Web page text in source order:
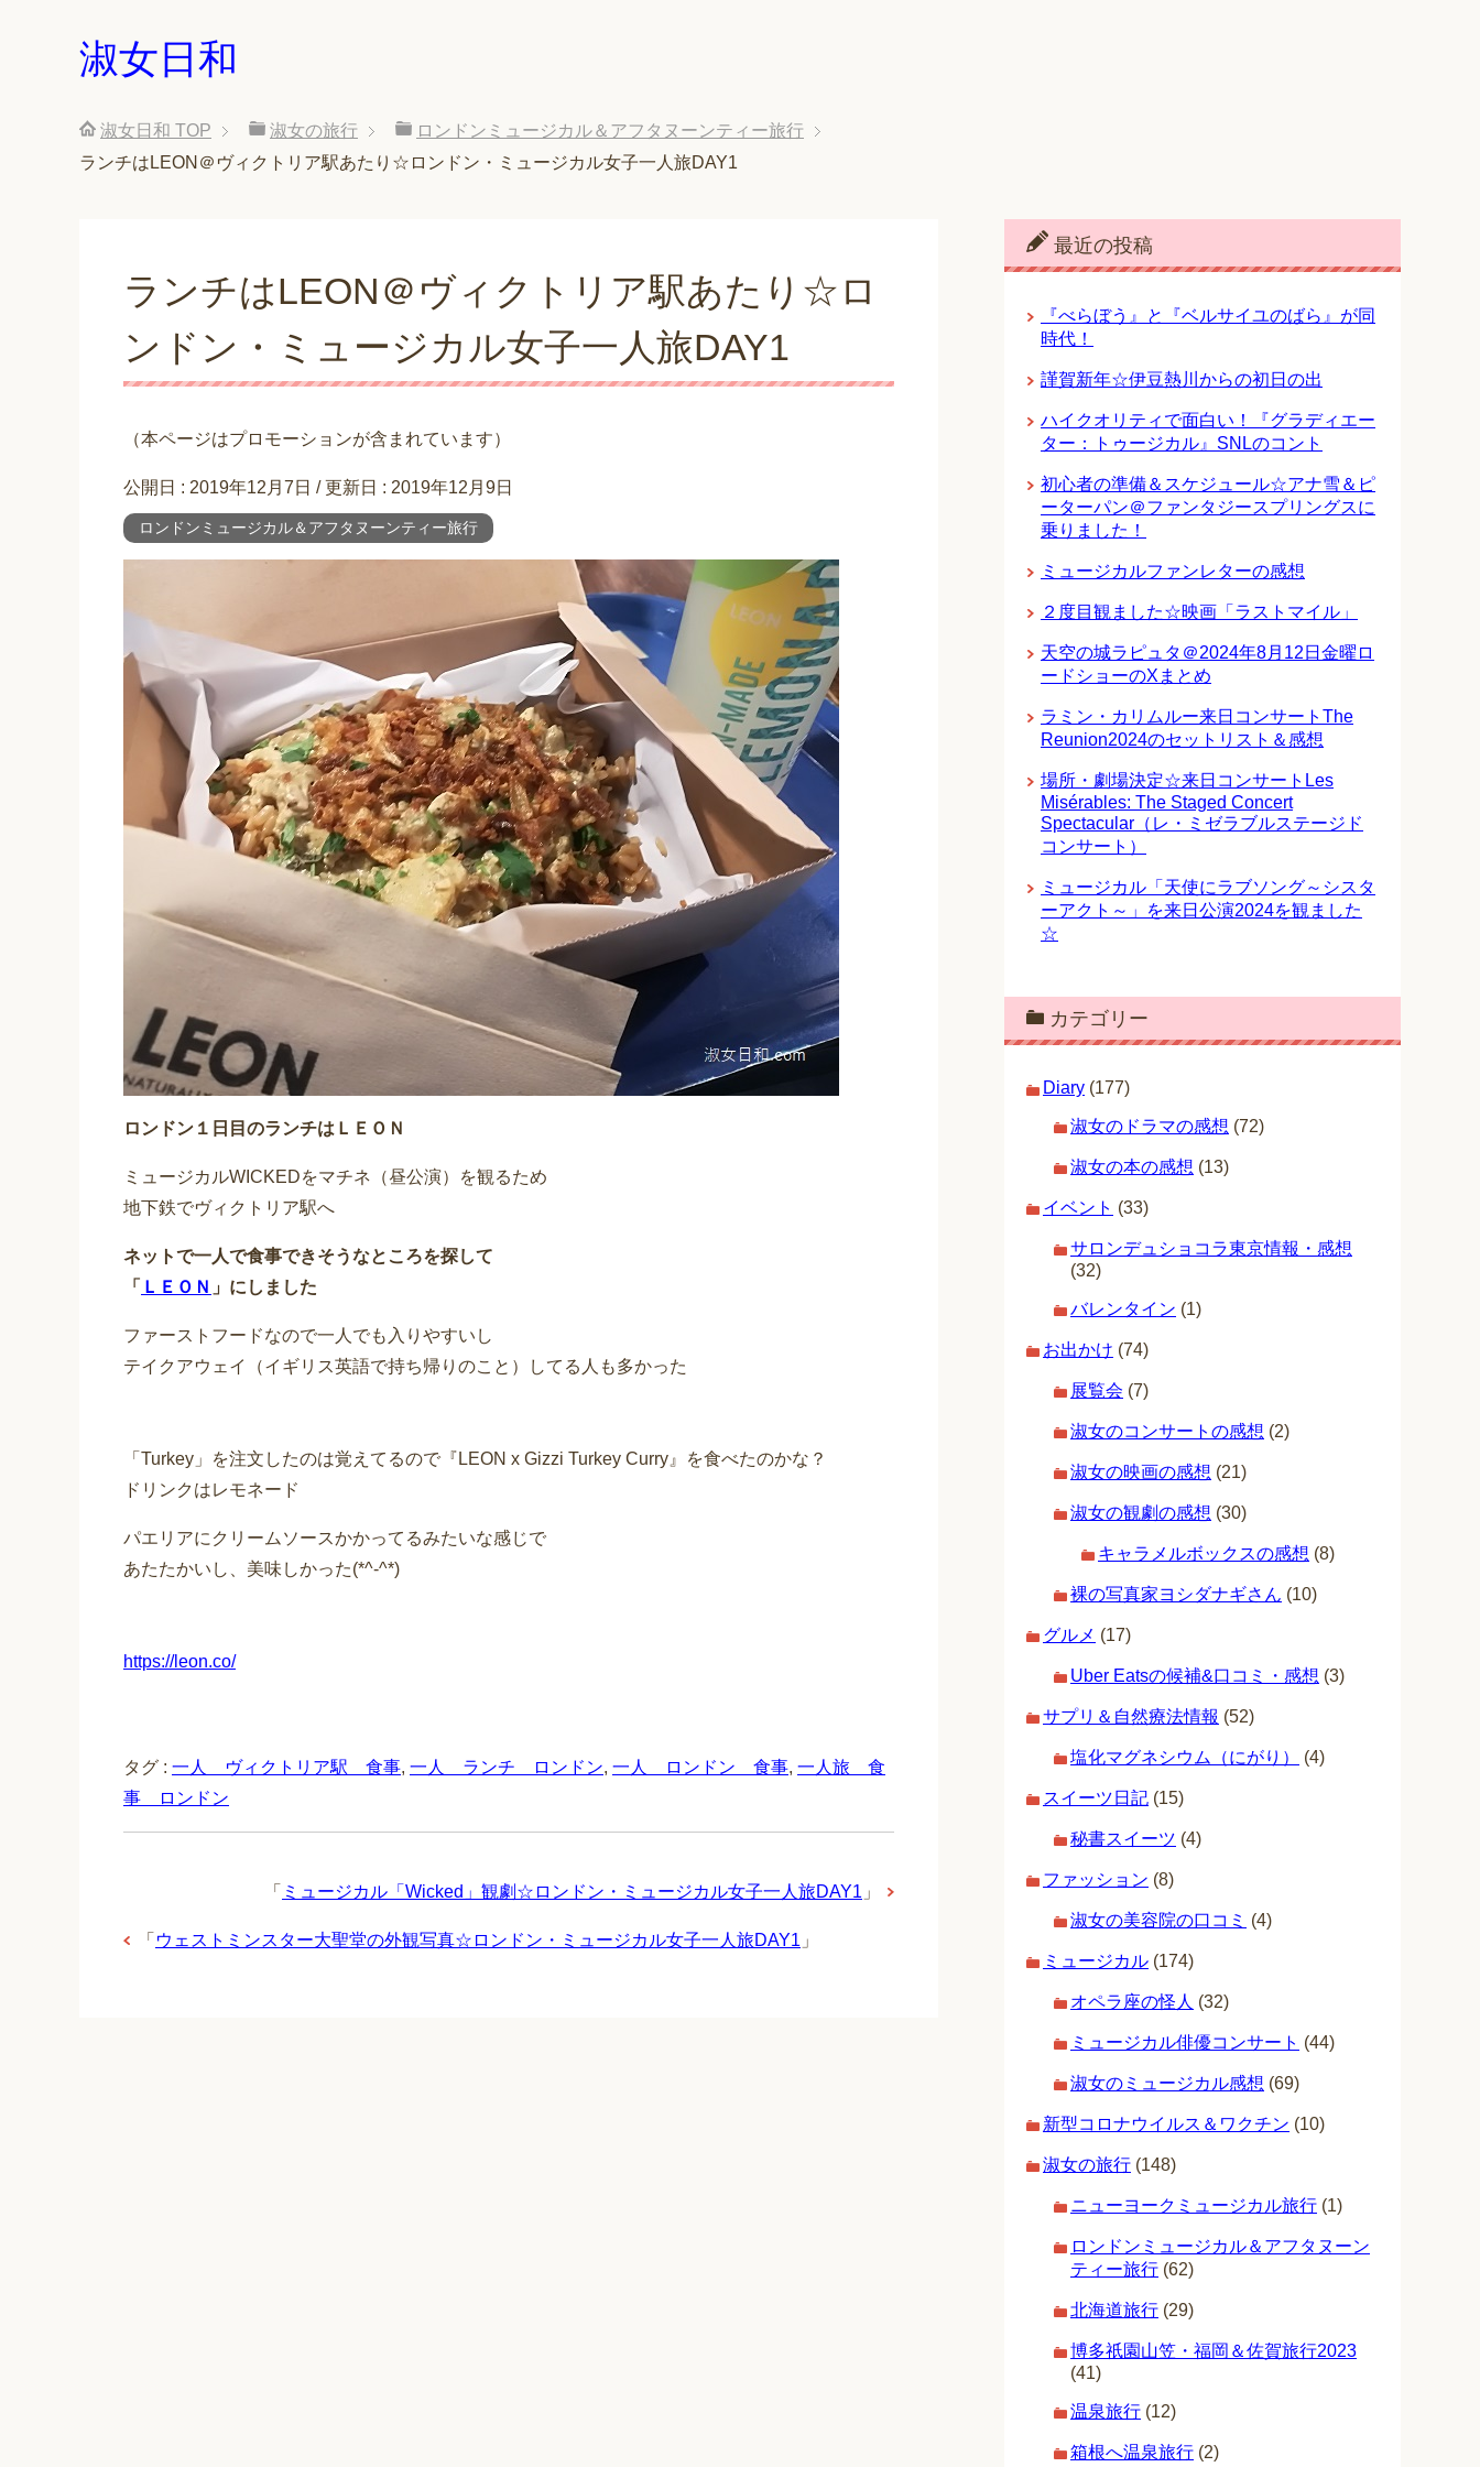
淑女日和
淑女日和 TOP 淑女の旅行
ロンドンミュージカル＆アフタヌーンティー旅行
ランチはLEON＠ヴィクトリア駅あたり☆ロンドン・ミュージカル女子一人旅DAY1
ランチはLEON＠ヴィクトリア駅あたり☆ロ
ンドン・ミュージカル女子一人旅DAY1
（本ページはプロモーションが含まれています）
公開日 : 2019年12月7日 / 更新日 : 2019年12月9日
ロンドンミュージカル＆アフタヌーンティー旅行
ロンドン１日目のランチはＬＥＯＮ
ミュージカルWICKEDをマチネ（昼公演）を観るため
地下鉄でヴィクトリア駅へ
ネットで一人で食事できそうなところを探して
「 ＬＥＯＮ 」にしました
ファーストフードなので一人でも入りやすいし
テイクアウェイ（イギリス英語で持ち帰りのこと）してる人も多かった
「Turkey」を注文したのは覚えてるので『LEON x Gizzi Turkey Curry』を食べたのかな？
ドリンクはレモネード
パエリアにクリームソースかかってるみたいな感じで
あたたかいし、美味しかった(*^-^*)
https://leon.co/
タグ : 一人 ヴィクトリア駅 食事, 一人 ランチ ロンドン, 一人 ロンドン 食事, 一人旅 食
事 ロンドン
「 ミュージカル「Wicked」観劇☆ロンドン・ミュージカル女子一人旅DAY1 」
「 ウェストミンスター大聖堂の外観写真☆ロンドン・ミュージカル女子一人旅DAY1 」
最近の投稿
『べらぼう』と『ベルサイユのばら』が同
時代！
謹賀新年☆伊豆熱川からの初日の出
ハイクオリティで面白い！『グラディエー
ター：トゥージカル』SNLのコント
初心者の準備＆スケジュール☆アナ雪＆ピ
ーターパン＠ファンタジースプリングスに
乗りました！
ミュージカルファンレターの感想
２度目観ました☆映画「ラストマイル」
天空の城ラピュタ＠2024年8月12日金曜ロ
ードショーのXまとめ
ラミン・カリムルー来日コンサートThe
Reunion2024のセットリスト＆感想
場所・劇場決定☆来日コンサートLes
Misérables: The Staged Concert
Spectacular（レ・ミゼラブルステージド
コンサート）
ミュージカル「天使にラブソング～シスタ
ーアクト～」を来日公演2024を観ました
☆
カテゴリー
Diary (177)
淑女のドラマの感想 (72)
淑女の本の感想 (13)
イベント (33)
サロンデュショコラ東京情報・感想
(32)
バレンタイン (1)
お出かけ (74)
展覧会 (7)
淑女のコンサートの感想 (2)
淑女の映画の感想 (21)
淑女の観劇の感想 (30)
キャラメルボックスの感想 (8)
裸の写真家ヨシダナギさん (10)
グルメ (17)
Uber Eatsの候補&口コミ・感想 (3)
サプリ＆自然療法情報 (52)
塩化マグネシウム（にがり） (4)
スイーツ日記 (15)
秘書スイーツ (4)
ファッション (8)
淑女の美容院の口コミ (4)
ミュージカル (174)
オペラ座の怪人 (32)
ミュージカル俳優コンサート (44)
淑女のミュージカル感想 (69)
新型コロナウイルス＆ワクチン (10)
淑女の旅行 (148)
ニューヨークミュージカル旅行 (1)
ロンドンミュージカル＆アフタヌーン
ティー旅行 (62)
北海道旅行 (29)
博多祇園山笠・福岡＆佐賀旅行2023
(41)
温泉旅行 (12)
箱根へ温泉旅行 (2)